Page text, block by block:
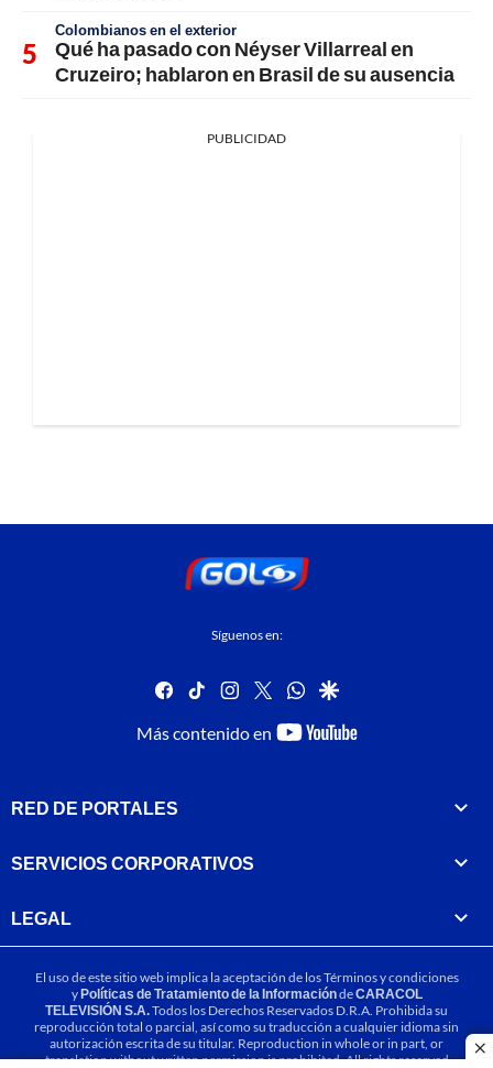
Colombianos en el exterior
Qué ha pasado con Néyser Villarreal en
Cruzeiro; hablaron en Brasil de su ausencia
PUBLICIDAD
Síguenos en:
facebook
tiktok instagram
twitterwhatsapp
google
Más contenido en
youtube-
RED DE PORTALES
SERVICIOS CORPORATIVOS
LEGAL
El uso de este sitio web implica la aceptación de losTérminos y condiciones
yPolíticas de Tratamiento de la InformacióndeCARACOL
TELEVISIÓN S.A.Todos los Derechos Reservados D.R.A. Prohibida su
reproducción total o parcial, así como su traducción a cualquier idioma sin
autorización escrita de su titular. Reproduction in whole or in part, or
translation without written permission is prohibited. All rights reserved